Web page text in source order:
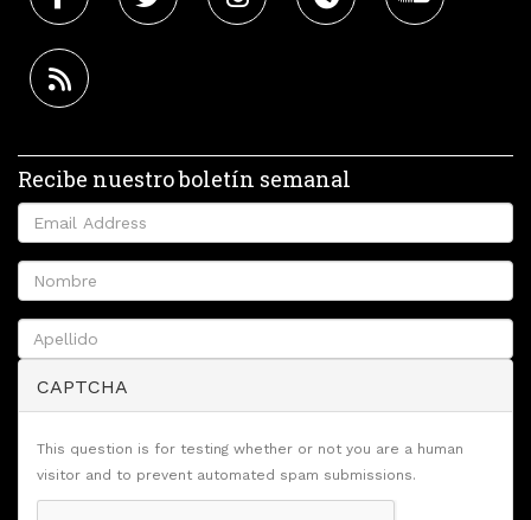
Recibe nuestro boletín semanal
CAPTCHA
This question is for testing whether or not you are a human
visitor and to prevent automated spam submissions.